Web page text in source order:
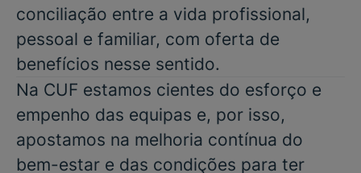
conciliação entre a vida profissional,
pessoal e familiar, com oferta de
benefícios nesse sentido.
Na CUF estamos cientes do esforço e
empenho das equipas e, por isso,
apostamos na melhoria contínua do
bem-estar e das condições para ter